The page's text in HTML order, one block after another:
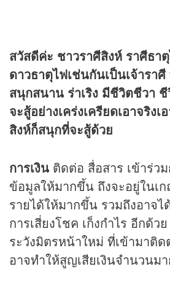
สวัสดีค่ะ ชาวราศีสิงห์ ราศีธา
ดาวธาตุไฟเช่นกันเป็นเจ้ารา
สนุกสนาน ร่าเริง มีชีวิตชีวา
จะสู้อย่างเคร่งเครียดเอาจริง
สิงห์ก็สนุกที่จะสู้ด้วย
การเงิน ติดต่อ สื่อสาร เข้าร่ว
ข้อมูลให้มากขึ้น ถึงจะอยู่ในเ
รายได้ให้มากขึ้น รวมถึงอาจ
การเสี่ยงโชค เก็งกำไร อีกด้ว
ระวังมิตรหน้าใหม่ ที่เข้ามาติ
อาจทำให้สูญเสียเงินจำนวนม